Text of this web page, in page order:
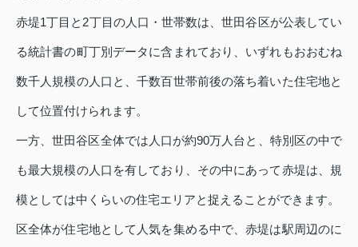
赤堤1丁目と2丁目の人口・世帯数は、世田谷区が公表してい
る統計書の町丁別データに含まれており、いずれもおおむね
数千人規模の人口と、千数百世帯前後の落ち着いた住宅地と
して位置付けられます。
一方、世田谷区全体では人口が約90万人台と、特別区の中で
も最大規模の人口を有しており、その中にあって赤堤は、規
模としては中くらいの住宅エリアと捉えることができます。
区全体が住宅地として人気を集める中で、赤堤は駅周辺のに